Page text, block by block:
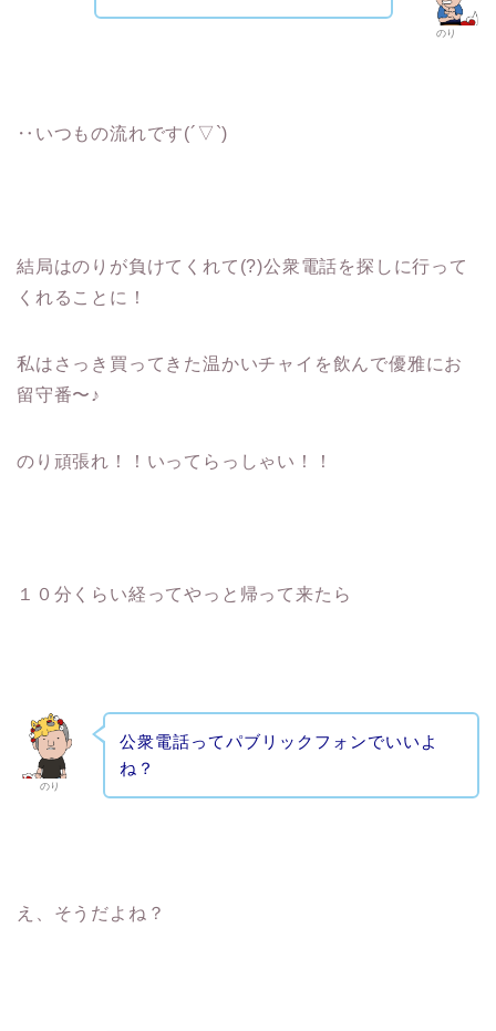
のり
‥いつもの流れです(´▽`)
結局はのりが負けてくれて(?)公衆電話を探しに行って
くれることに！
私はさっき買ってきた温かいチャイを飲んで優雅にお
留守番〜♪
のり頑張れ！！いってらっしゃい！！
１０分くらい経ってやっと帰って来たら
のり
公衆電話ってパブリックフォンでいいよ
ね？
え、そうだよね？